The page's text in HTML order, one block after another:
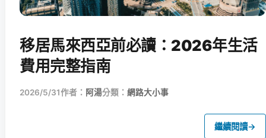
移居馬來西亞前必讀：2026年生活
費用完整指南
2026/5/31作者： 阿湯分類： 網路大小事
繼續閱讀→